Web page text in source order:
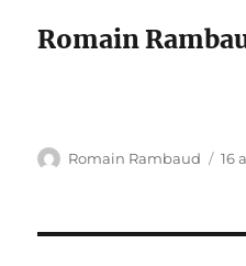
Romain
Auteur
Romain Rambaud 16